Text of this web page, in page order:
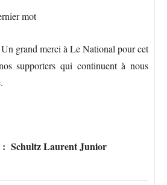
mot
grand merci à Le National pour cet
supporters qui continuent à nous
: Schultz Laurent Junior